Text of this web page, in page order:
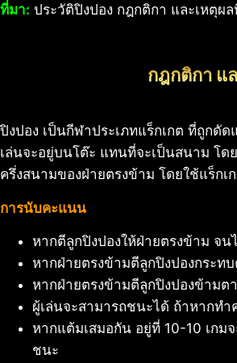
ที่มา: ประวัติปิงปอง กฎกติกา และเหตุผล
กฎกติกา แ
ปิงปอง เป็นกีฬาประเภทแร็กเกต ที่ถูกดัด
เล่นจะอยู่บนโต๊ะ แทนที่จะเป็นสนาม โ
ครึ่งสนามของฝ่ายตรงข้าม โดยใช้แร็ก
การนับคะแนน
หากตีลูกปิงปองให้ฝ่ายตรงข้าม จ
หากฝ่ายตรงข้ามตีลูกปิงปองกระท
หากฝ่ายตรงข้ามตีลูกปิงปองข้าม
ผู้เล่นจะสามารถชนะได้ ถ้าหากท
หากแต้มเสมอกัน อยู่ที่ 10-10 เกม
ชนะ